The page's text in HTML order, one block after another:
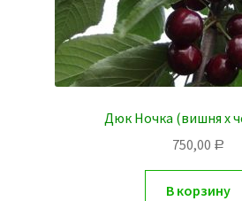
Дюк Ночка (вишня х
750,00 Р
В корзину